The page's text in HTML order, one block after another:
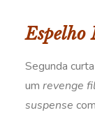
Espelho
Segunda
um revenge
suspense